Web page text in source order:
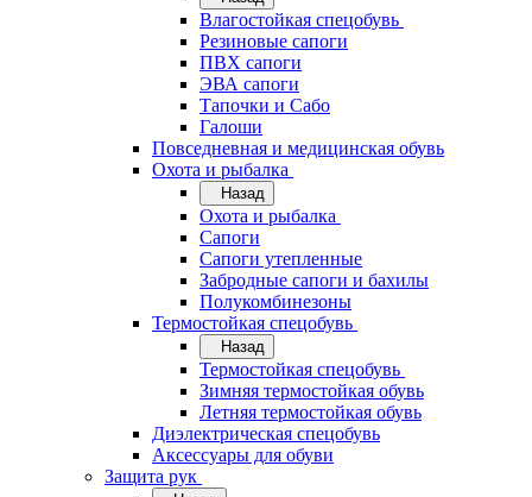
Влагостойкая спецобувь
Резиновые сапоги
ПВХ сапоги
ЭВА сапоги
Тапочки и Сабо
Галоши
Повседневная и медицинская обувь
Охота и рыбалка
Назад
Охота и рыбалка
Сапоги
Сапоги утепленные
Забродные сапоги и бахилы
Полукомбинезоны
Термостойкая спецобувь
Назад
Термостойкая спецобувь
Зимняя термостойкая обувь
Летняя термостойкая обувь
Диэлектрическая спецобувь
Аксессуары для обуви
Защита рук